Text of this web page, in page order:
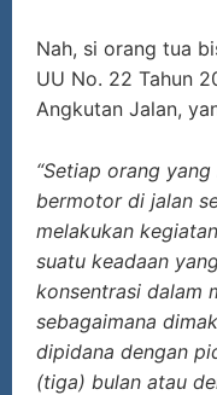
Nah, si orang tua
UU No. 22 Tahun
Angkutan Jalan,
“Setiap orang
bermotor di jalan
melakukan
suatu keadaan
konsentrasi dalam
sebagaimana
dipidana dengan
(tiga) bulan atau